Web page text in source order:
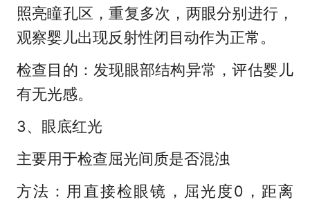
照亮瞳孔区，重复多次，两眼分别进行，
观察婴儿出现反射性闭目动作为正常。
检查目的：发现眼部结构异常，评估婴儿
有无光感。
3、眼底红光
主要用于检查屈光间质是否混浊
方法：用直接检眼镜，屈光度0，距离